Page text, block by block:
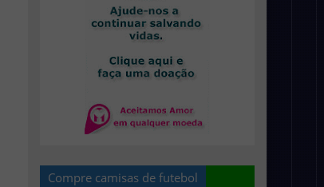
Compre camisas de futebol